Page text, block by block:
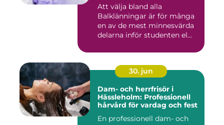
Att välja bland alla
Balklänningar är för många
en av de mest minnesvärda
delarna inför studenten el...
30. jun
Dam- och herrfrisör i
Hässleholm: Professionell
hårvård för vardag och fest
En professionell dam- och